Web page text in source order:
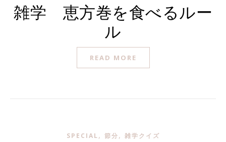
雑学 恵方巻を食べるルー
ル
READ MORE
SPECIAL, 節分, 雑学クイズ